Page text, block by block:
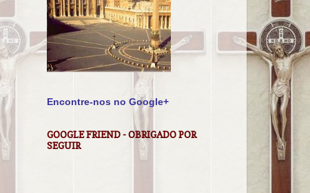
Encontre-nos no Google+
GOOGLE FRIEND - OBRIGADO POR
SEGUIR